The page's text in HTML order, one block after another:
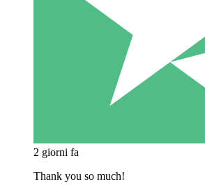
2 giorni fa
Thank you so much!